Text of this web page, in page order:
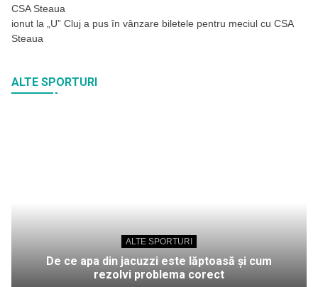
CSA Steaua
ionut la
„U” Cluj a pus în vânzare biletele pentru meciul cu CSA
Steaua
ALTE SPORTURI
ALTE SPORTURI
De ce apa din jacuzzi este lăptoasă și cum
rezolvi problema corect